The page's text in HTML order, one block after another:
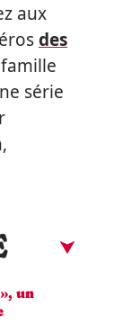
aux
des
série
un